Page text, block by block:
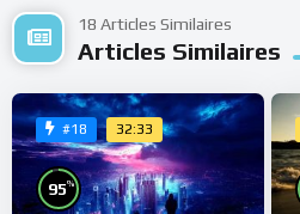
18 Articles Similaires
Articles Similaires
#18 32:33
95%